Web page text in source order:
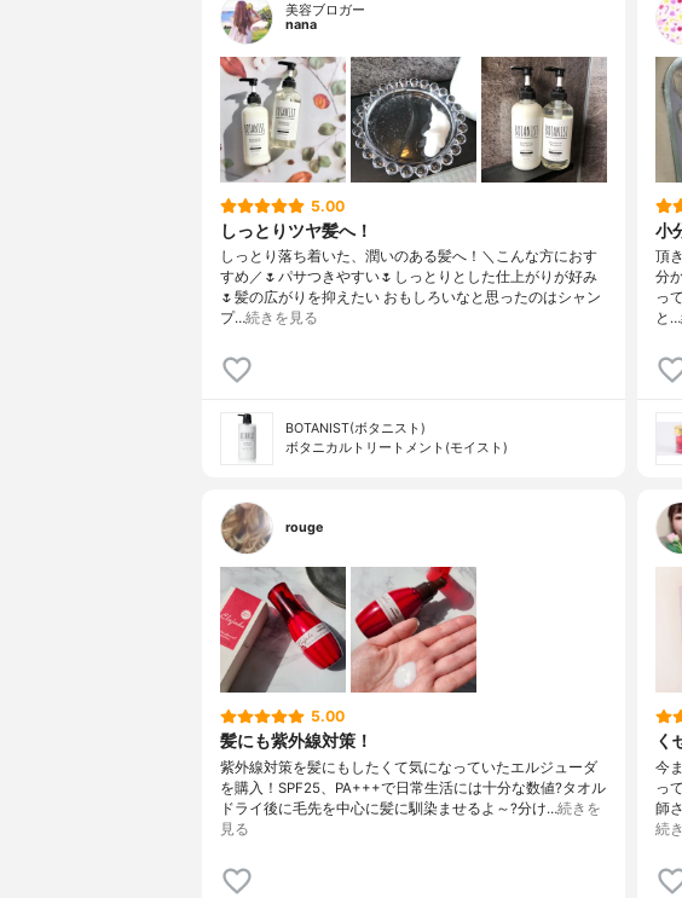
美容ブロガー
nana
5.00
しっとりツヤ髪へ！
しっとり落ち着いた、潤いのある髪へ！＼こんな方におす
すめ／🌷パサつきやすい🌷しっとりとした仕上がりが好み
🌷髪の広がりを抑えたい おもしろいなと思ったのはシャン
プ…続きを見る
BOTANIST(ボタニスト)
ボタニカルトリートメント(モイスト)
小
頂
分
っ
と…
rouge
5.00
髪にも紫外線対策！
紫外線対策を髪にもしたくて気になっていたエルジューダ
を購入！SPF25、PA+++で日常生活には十分な数値?タオル
ドライ後に毛先を中心に髪に馴染ませるよ～?分け…続きを
見る
く
今
っ
師
続